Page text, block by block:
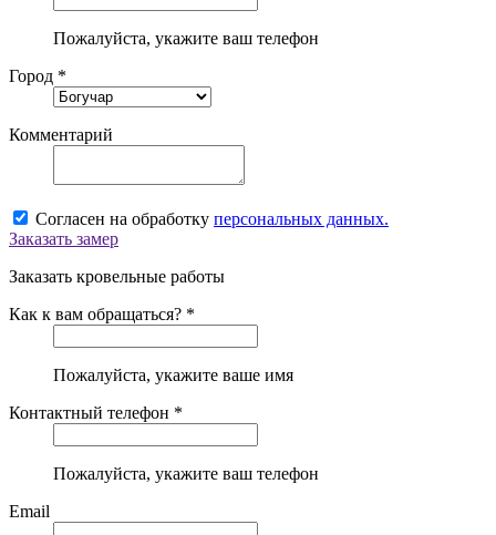
Пожалуйста, укажите ваш телефон
Город *
Комментарий
Согласен на обработку персональных данных.
Заказать замер
Заказать кровельные работы
Как к вам обращаться? *
Пожалуйста, укажите ваше имя
Контактный телефон *
Пожалуйста, укажите ваш телефон
Email